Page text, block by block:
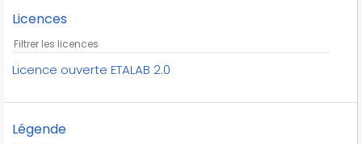
Licences
Licence ouverte ETALAB 2.0
Légende